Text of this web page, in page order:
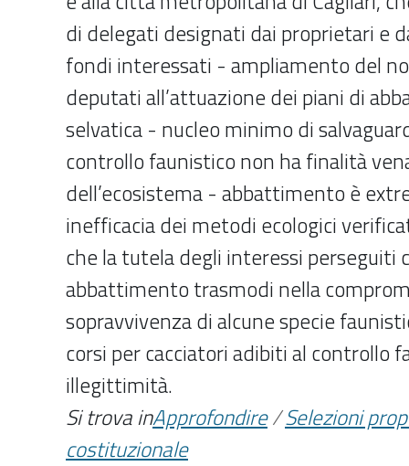
di delegati designati dai proprietari e
fondi interessati - ampliamento del
deputati all’attuazione dei piani di
selvatica - nucleo minimo di
controllo faunistico non ha finalità
dell’ecosistema - abbattimento è
inefficacia dei metodi ecologici
che la tutela degli interessi perseguiti
abbattimento trasmodi nella
sopravvivenza di alcune specie
corsi per cacciatori adibiti al controllo
illegittimità.
Si trova inApprofondire/Selezioni
costituzionale